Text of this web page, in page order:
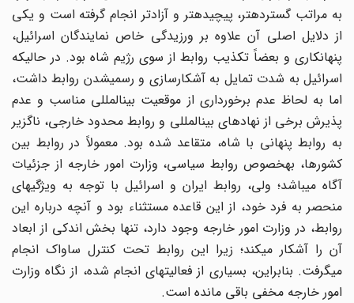
به مراتب گسترده‎تر، پیچیده‎تر و آزادتر انجام گرفته است و یکی
از دلایل اصلی آن علاوه بر ورزیدگی خاص نمایندگان اسرائیل،
پنهان‎کاری و بعضاً تکذیب روابط از سوی رژیم شاه بود. در حالیکه
اسرائیل به شدت تمایل به آشکارسازی و رسمی‎شدن روابط داشت،
اما به لحاظ عدم برخورداری از موقعیت بین‎المللی مناسب و عدم
پذیرش برخی از نهادهای بین‎المللی و روابط محدود خارجی، ناگزیر
به روابط پنهانی با شاه، متقاعد شده بود. معمولاً در روابط بین
کشورها، به‎خصوص روابط سیاسی، وزارت امور خارجه از جزئیات
آگاه می‎باشد؛ ولی، روابط ایران و اسرائیل با توجه به ویژگیهای
منحصر به فرد خود، از این قاعده مستثناء بود و آنچه درباره این
روابط، در وزارت امور خارجه وجود دارد، تنها بخش اندکی از ابعاد
آن را آشکار می‎کند؛ زیرا این روابط تحت کنترل ساواک انجام
می‎گرفت. بنابراین، بسیاری از فعالیتهای انجام شده، از نگاه وزارت
امور خارجه مخفی باقی مانده است.